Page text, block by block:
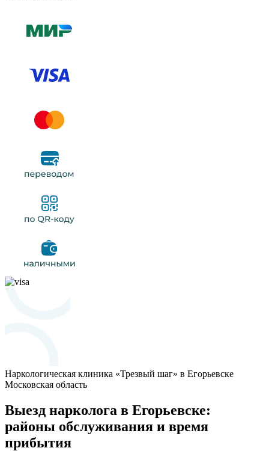
Наркологическая клиника «Трезвый шаг» в Егорьевске
Московская область
Выезд нарколога в Егорьевске:
районы обслуживания и время
прибытия